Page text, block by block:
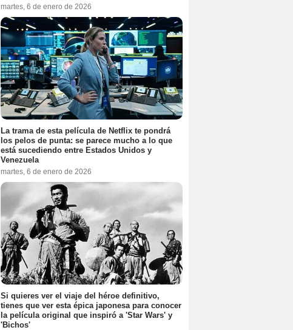
martes, 6 de enero de 2026
La trama de esta película de Netflix te pondrá
los pelos de punta: se parece mucho a lo que
está sucediendo entre Estados Unidos y
Venezuela
martes, 6 de enero de 2026
Si quieres ver el viaje del héroe definitivo,
tienes que ver esta épica japonesa para conocer
la película original que inspiró a 'Star Wars' y
'Bichos'